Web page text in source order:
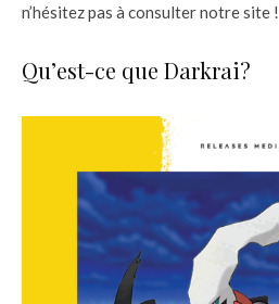
n’hésitez pas à consulter notre site !
Qu’est-ce que Darkrai?